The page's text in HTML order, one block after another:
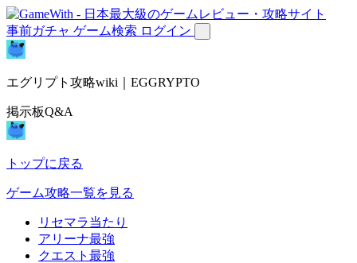
事前ガチャ ゲーム検索 ログイン
エグリプト攻略wiki｜EGGRYPTO
掲示板Q&A
トップに戻る
ゲーム攻略一覧を見る
リセマラ当たり
アリーナ最強
クエスト最強